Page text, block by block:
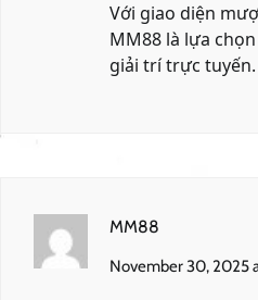
Với giao diện
MM88 là lựa
giải trí trực tuyến.
MM88
November 30, 2025